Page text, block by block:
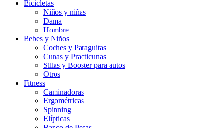
Bicicletas
Niños y niñas
Dama
Hombre
Bebes y Niños
Coches y Paraguitas
Cunas y Practicunas
Sillas y Booster para autos
Otros
Fitness
Caminadoras
Ergométricas
Spinning
Elípticas